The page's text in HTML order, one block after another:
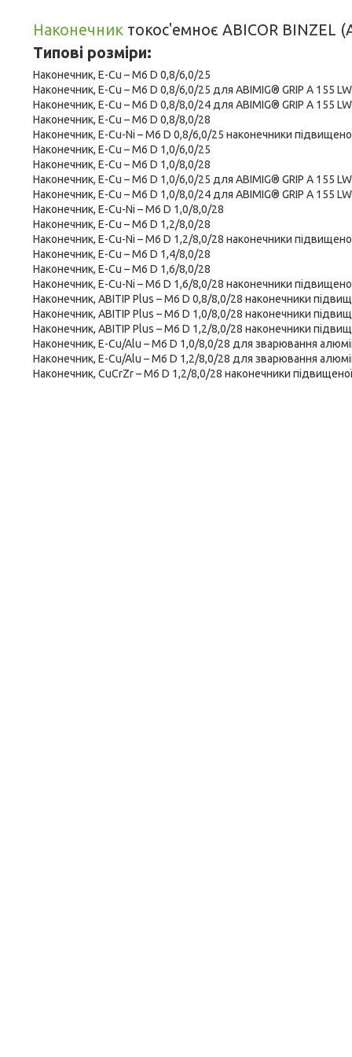
Наконечник токос'емноє ABICOR BINZEL
Типові розміри:
Наконечник, E-Cu – M6 D 0,8/6,0/25
Наконечник, E-Cu – M6 D 0,8/6,0/25 для ABIMIG® GRIP A 155 LW
Наконечник, E-Cu – M6 D 0,8/8,0/24 для ABIMIG® GRIP A 155 LW
Наконечник, E-Cu – M6 D 0,8/8,0/28
Наконечник, E-Cu-Ni – M6 D 0,8/6,0/25 наконечники
Наконечник, E-Cu – M6 D 1,0/6,0/25
Наконечник, E-Cu – M6 D 1,0/8,0/28
Наконечник, E-Cu – M6 D 1,0/6,0/25 для ABIMIG® GRIP A 155 LW
Наконечник, E-Cu – M6 D 1,0/8,0/24 для ABIMIG® GRIP A 155 LW
Наконечник, E-Cu-Ni – M6 D 1,0/8,0/28
Наконечник, E-Cu – M6 D 1,2/8,0/28
Наконечник, E-Cu-Ni – M6 D 1,2/8,0/28 наконечники
Наконечник, E-Cu – M6 D 1,4/8,0/28
Наконечник, E-Cu – M6 D 1,6/8,0/28
Наконечник, E-Cu-Ni – M6 D 1,6/8,0/28 наконечники
Наконечник, ABITIP Plus – M6 D 0,8/8,0/28 наконечники
Наконечник, ABITIP Plus – M6 D 1,0/8,0/28 наконечники
Наконечник, ABITIP Plus – M6 D 1,2/8,0/28 наконечники
Наконечник, E-Cu/Alu – M6 D 1,0/8,0/28 для зварювання
Наконечник, E-Cu/Alu – M6 D 1,2/8,0/28 для зварювання
Наконечник, CuCrZr – M6 D 1,2/8,0/28 наконечники підвищеної